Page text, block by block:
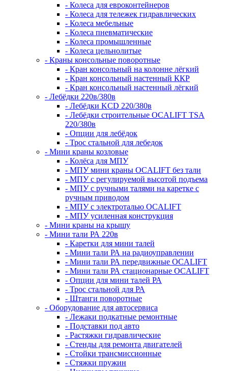
- Колеса для евроконтейнеров
- Колеса для тележек гидравлических
- Колеса мебельные
- Колеса пневматические
- Колеса промышленные
- Колеса цельнолитые
- Краны консольные поворотные
- Кран консольный на колонне лёгкий
- Кран консольный настенный ККР
- Кран консольный настенный лёгкий
- Лебёдки 220в/380в
- Лебёдки KCD 220/380в
- Лебёдки строительные OCALIFT TSA
220/380в
- Опции для лебёдок
- Трос стальной для лебедок
- Мини краны козловые
- Колёса для МПУ
- МПУ мини краны OCALIFT без тали
- МПУ с регулируемой высотой подъема
- МПУ с ручными талями на каретке с
ручным приводом
- МПУ с электроталью OCALIFT
- МПУ усиленная конструкция
- Мини краны на крышу
- Мини тали РА 220в
- Каретки для мини талей
- Мини тали РА на радиоуправлении
- Мини тали РА передвижные OCALIFT
- Мини тали РА стационарные OCALIFT
- Опции для мини талей РА
- Трос стальной для РА
- Штанги поворотные
- Оборудование для автосервиса
- Лежаки подкатные ремонтные
- Подставки под авто
- Растяжки гидравлические
- Стенды для ремонта двигателей
- Стойки трансмиссионные
- Стяжки пружин